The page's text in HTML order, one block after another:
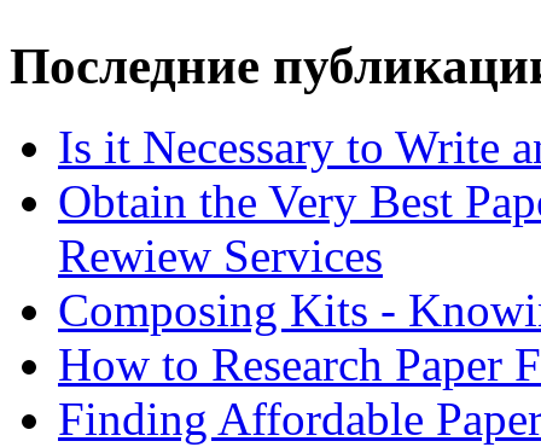
Последние
Is it Necessary to Write
Obtain the Very Best
Rewiew Services
Composing Kits -
How to Research Paper
Finding Affordable